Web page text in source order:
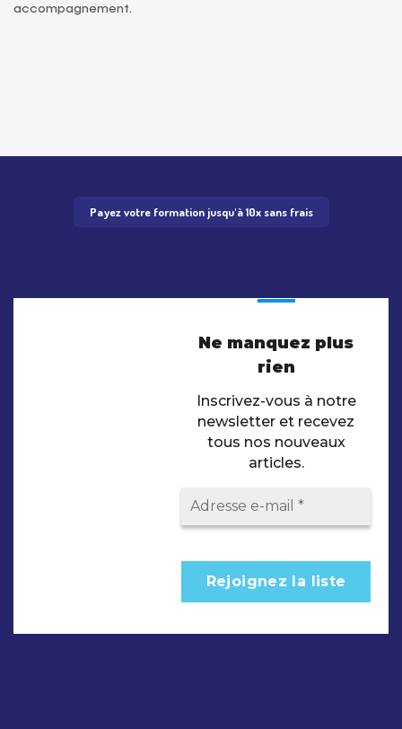
accompagnement.
Payez votre formation jusqu'à 10x sans frais
Ne manquez plus
rien
Inscrivez-vous à notre
newsletter et recevez
tous nos nouveaux
articles.